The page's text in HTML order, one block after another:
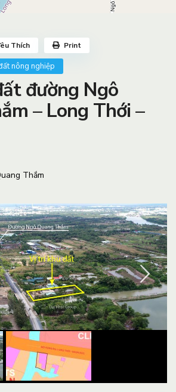
nông nghiệp
đường Ngô
– Long Thới –
Thắm
Thích Print